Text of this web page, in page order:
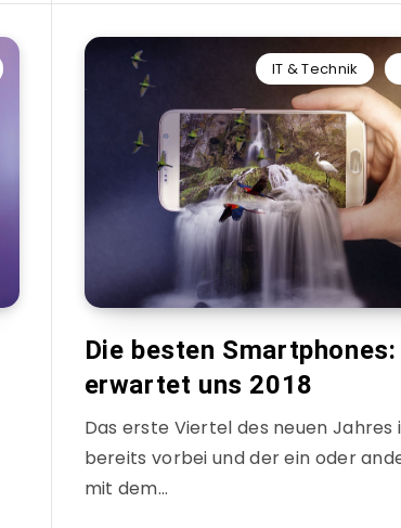
IT & Technik
Die besten Smartphones:
erwartet uns 2018
Das erste Viertel des neuen Jahres
bereits vorbei und der ein oder
mit dem…